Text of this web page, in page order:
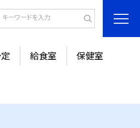
給食室 保健室